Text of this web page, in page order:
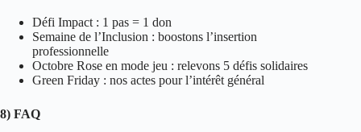
Défi Impact : 1 pas = 1 don
Semaine de l’Inclusion : boostons l’insertion
professionnelle
Octobre Rose en mode jeu : relevons 5 défis solidaires
Green Friday : nos actes pour l’intérêt général
8) FAQ